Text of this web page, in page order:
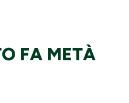
FA METÀ